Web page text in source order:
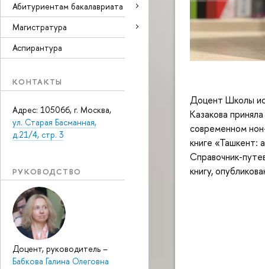
Абитуриентам бакалавриата
Магистратура
Аспирантура
КОНТАКТЫ
Адрес: 105066, г. Москва,
ул. Старая Басманная,
д.21/4, стр. 3
РУКОВОДСТВО
Доцент, руководитель –
Бабкова Галина Олеговна
Доцент Школы
Казакова
современном
книге «Ташкент:
Справочник-
книгу,